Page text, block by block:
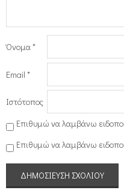
Όνομα*
Email *
Ιστότοπος
Επιθυμώ να λαμβάνω
Επιθυμώ να λαμβάνω